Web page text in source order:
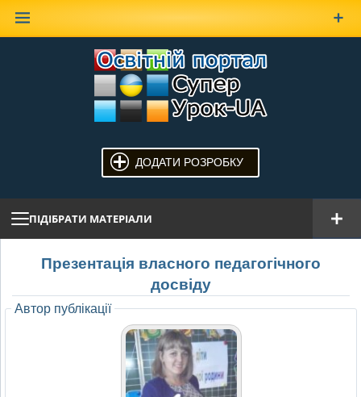
ДОДАТИ РОЗРОБКУ
ПІДІБРАТИ МАТЕРІАЛИ
Презентація власного педагогічного
досвіду
Автор публікації